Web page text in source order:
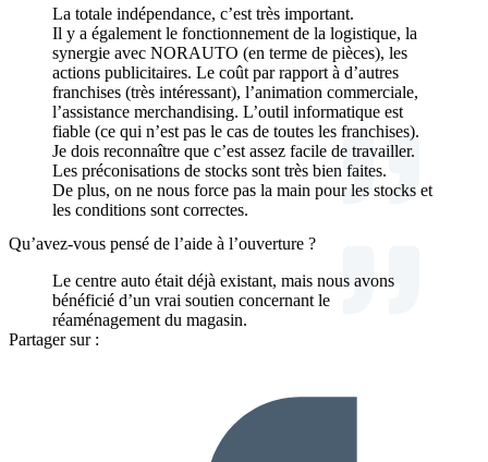
La totale indépendance, c’est très important.
Il y a également le fonctionnement de la logistique, la
synergie avec NORAUTO (en terme de pièces), les
actions publicitaires. Le coût par rapport à d’autres
franchises (très intéressant), l’animation commerciale,
l’assistance merchandising. L’outil informatique est
fiable (ce qui n’est pas le cas de toutes les franchises).
Je dois reconnaître que c’est assez facile de travailler.
Les préconisations de stocks sont très bien faites.
De plus, on ne nous force pas la main pour les stocks et
les conditions sont correctes.
Qu’avez-vous pensé de l’aide à l’ouverture ?
Le centre auto était déjà existant, mais nous avons
bénéficié d’un vrai soutien concernant le
réaménagement du magasin.
Partager sur :